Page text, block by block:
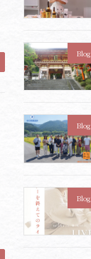
Blog
Blog
Blog